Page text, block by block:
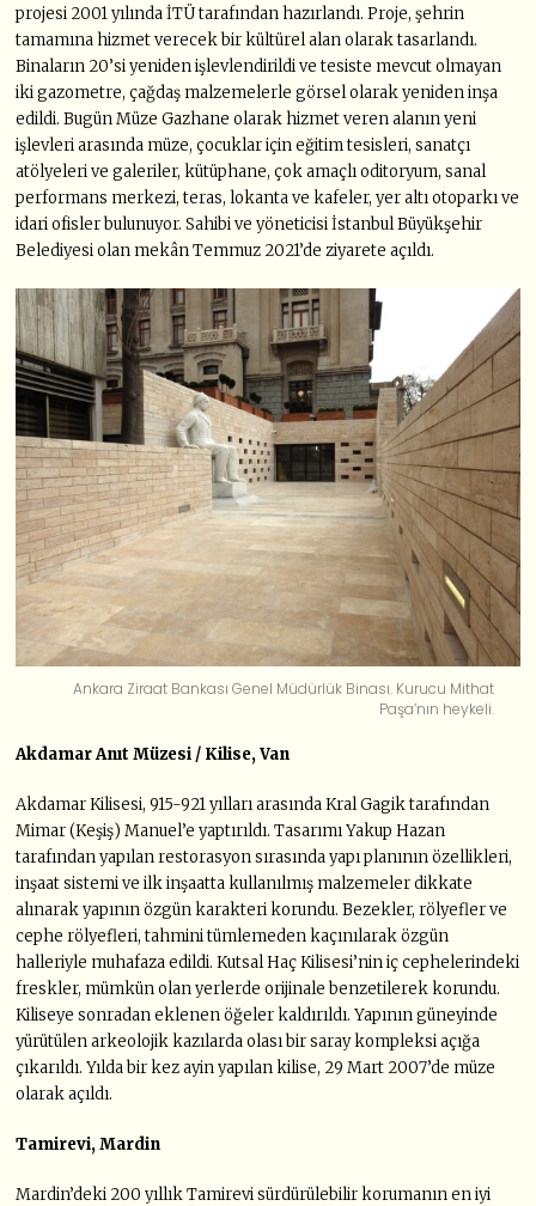
projesi 2001 yılında İTÜ tarafından hazırlandı. Proje, şehrin
tamamına hizmet verecek bir kültürel alan olarak tasarlandı.
Binaların 20’si yeniden işlevlendirildi ve tesiste mevcut olmayan
iki gazometre, çağdaş malzemelerle görsel olarak yeniden inşa
edildi. Bugün Müze Gazhane olarak hizmet veren alanın yeni
işlevleri arasında müze, çocuklar için eğitim tesisleri, sanatçı
atölyeleri ve galeriler, kütüphane, çok amaçlı oditoryum, sanal
performans merkezi, teras, lokanta ve kafeler, yer altı otoparkı ve
idari ofisler bulunuyor. Sahibi ve yöneticisi İstanbul Büyükşehir
Belediyesi olan mekân Temmuz 2021’de ziyarete açıldı.
Ankara Ziraat Bankası Genel Müdürlük Binası. Kurucu Mithat
Paşa’nın heykeli.
Akdamar Anıt Müzesi / Kilise, Van
Akdamar Kilisesi, 915-921 yılları arasında Kral Gagik tarafından
Mimar (Keşiş) Manuel’e yaptırıldı. Tasarımı Yakup Hazan
tarafından yapılan restorasyon sırasında yapı planının özellikleri,
inşaat sistemi ve ilk inşaatta kullanılmış malzemeler dikkate
alınarak yapının özgün karakteri korundu. Bezekler, rölyefler ve
cephe rölyefleri, tahmini tümlemeden kaçınılarak özgün
halleriyle muhafaza edildi. Kutsal Haç Kilisesi’nin iç cephelerindeki
freskler, mümkün olan yerlerde orijinale benzetilerek korundu.
Kiliseye sonradan eklenen öğeler kaldırıldı. Yapının güneyinde
yürütülen arkeolojik kazılarda olası bir saray kompleksi açığa
çıkarıldı. Yılda bir kez ayin yapılan kilise, 29 Mart 2007’de müze
olarak açıldı.
Tamirevi, Mardin
Mardin’deki 200 yıllık Tamirevi sürdürülebilir korumanın en iyi